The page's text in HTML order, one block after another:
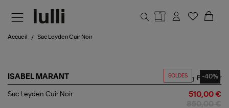
Accueil Sac Leyden Cuir Noir
SOLDES -40%
ISABEL MARANT
Sac
Partager
Sac Leyden Cuir Noir 510,00 €